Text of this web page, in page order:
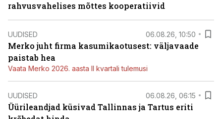
rahvusvahelises mõttes kooperatiivid
UUDISED 06.08.26, 10:50
Merko juht firma kasumikaotusest: väljavaade
paistab hea
Vaata Merko 2026. aasta II kvartali tulemusi
UUDISED 06.08.26, 06:15
Üürileandjad küsivad Tallinnas ja Tartus eriti